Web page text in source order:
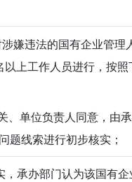
嫌违法的国有企业管理
以上工作人员进行，按
、单位负责人同意，由
题线索进行初步核实；
，承办部门认为该国有